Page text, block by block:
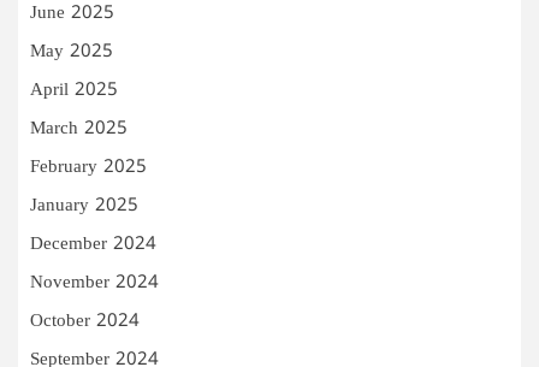
June 2025
May 2025
April 2025
March 2025
February 2025
January 2025
December 2024
November 2024
October 2024
September 2024